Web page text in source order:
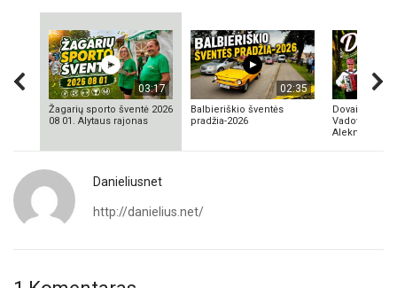
03:17
Žagarių sporto šventė 2026
08 01. Alytaus rajonas
02:35
Balbieriškio šventės
pradžia-2026
Dovainonių
Vadovas
Aleknavičius
Danieliusnet
http://danielius.net/